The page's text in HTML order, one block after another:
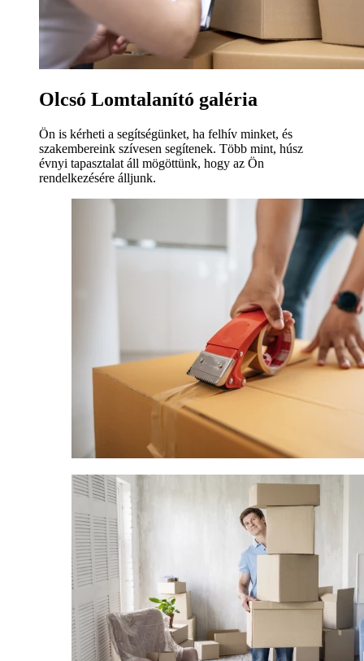
Olcsó Lomtalanító galéria
Ön is kérheti a segítségünket, ha felhív minket, és
szakembereink szívesen segítenek. Több mint, húsz
évnyi tapasztalat áll mögöttünk, hogy az Ön
rendelkezésére álljunk.